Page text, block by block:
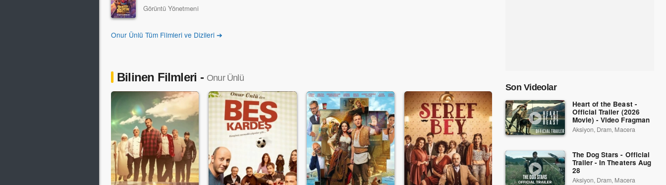
Görüntü Yönetmeni
Onur Ünlü Tüm Filmleri ve Dizileri ➔
Bilinen Filmleri - Onur Ünlü
Son Videolar
Heart of the Beast -
Official Trailer (2026
Movie) - Video Fragman
Aksiyon, Dram, Macera
The Dog Stars - Official
Trailer - In Theaters Aug
28
Aksiyon, Dram, Macera